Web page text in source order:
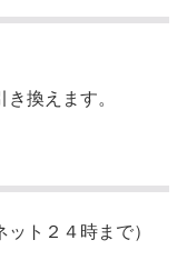
換えます。
ト２４時まで）